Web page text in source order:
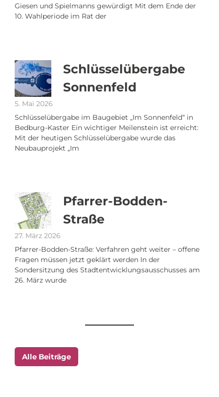
Giesen und Spielmanns gewürdigt Mit dem Ende der
10. Wahlperiode im Rat der
Schlüsselübergabe
Sonnenfeld
5. Mai 2026
Schlüsselübergabe im Baugebiet „Im Sonnenfeld“ in
Bedburg-Kaster Ein wichtiger Meilenstein ist erreicht:
Mit der heutigen Schlüsselübergabe wurde das
Neubauprojekt „Im
Pfarrer-Bodden-
Straße
27. März 2026
Pfarrer-Bodden-Straße: Verfahren geht weiter – offene
Fragen müssen jetzt geklärt werden In der
Sondersitzung des Stadtentwicklungsausschusses am
26. März wurde
Alle Beiträge